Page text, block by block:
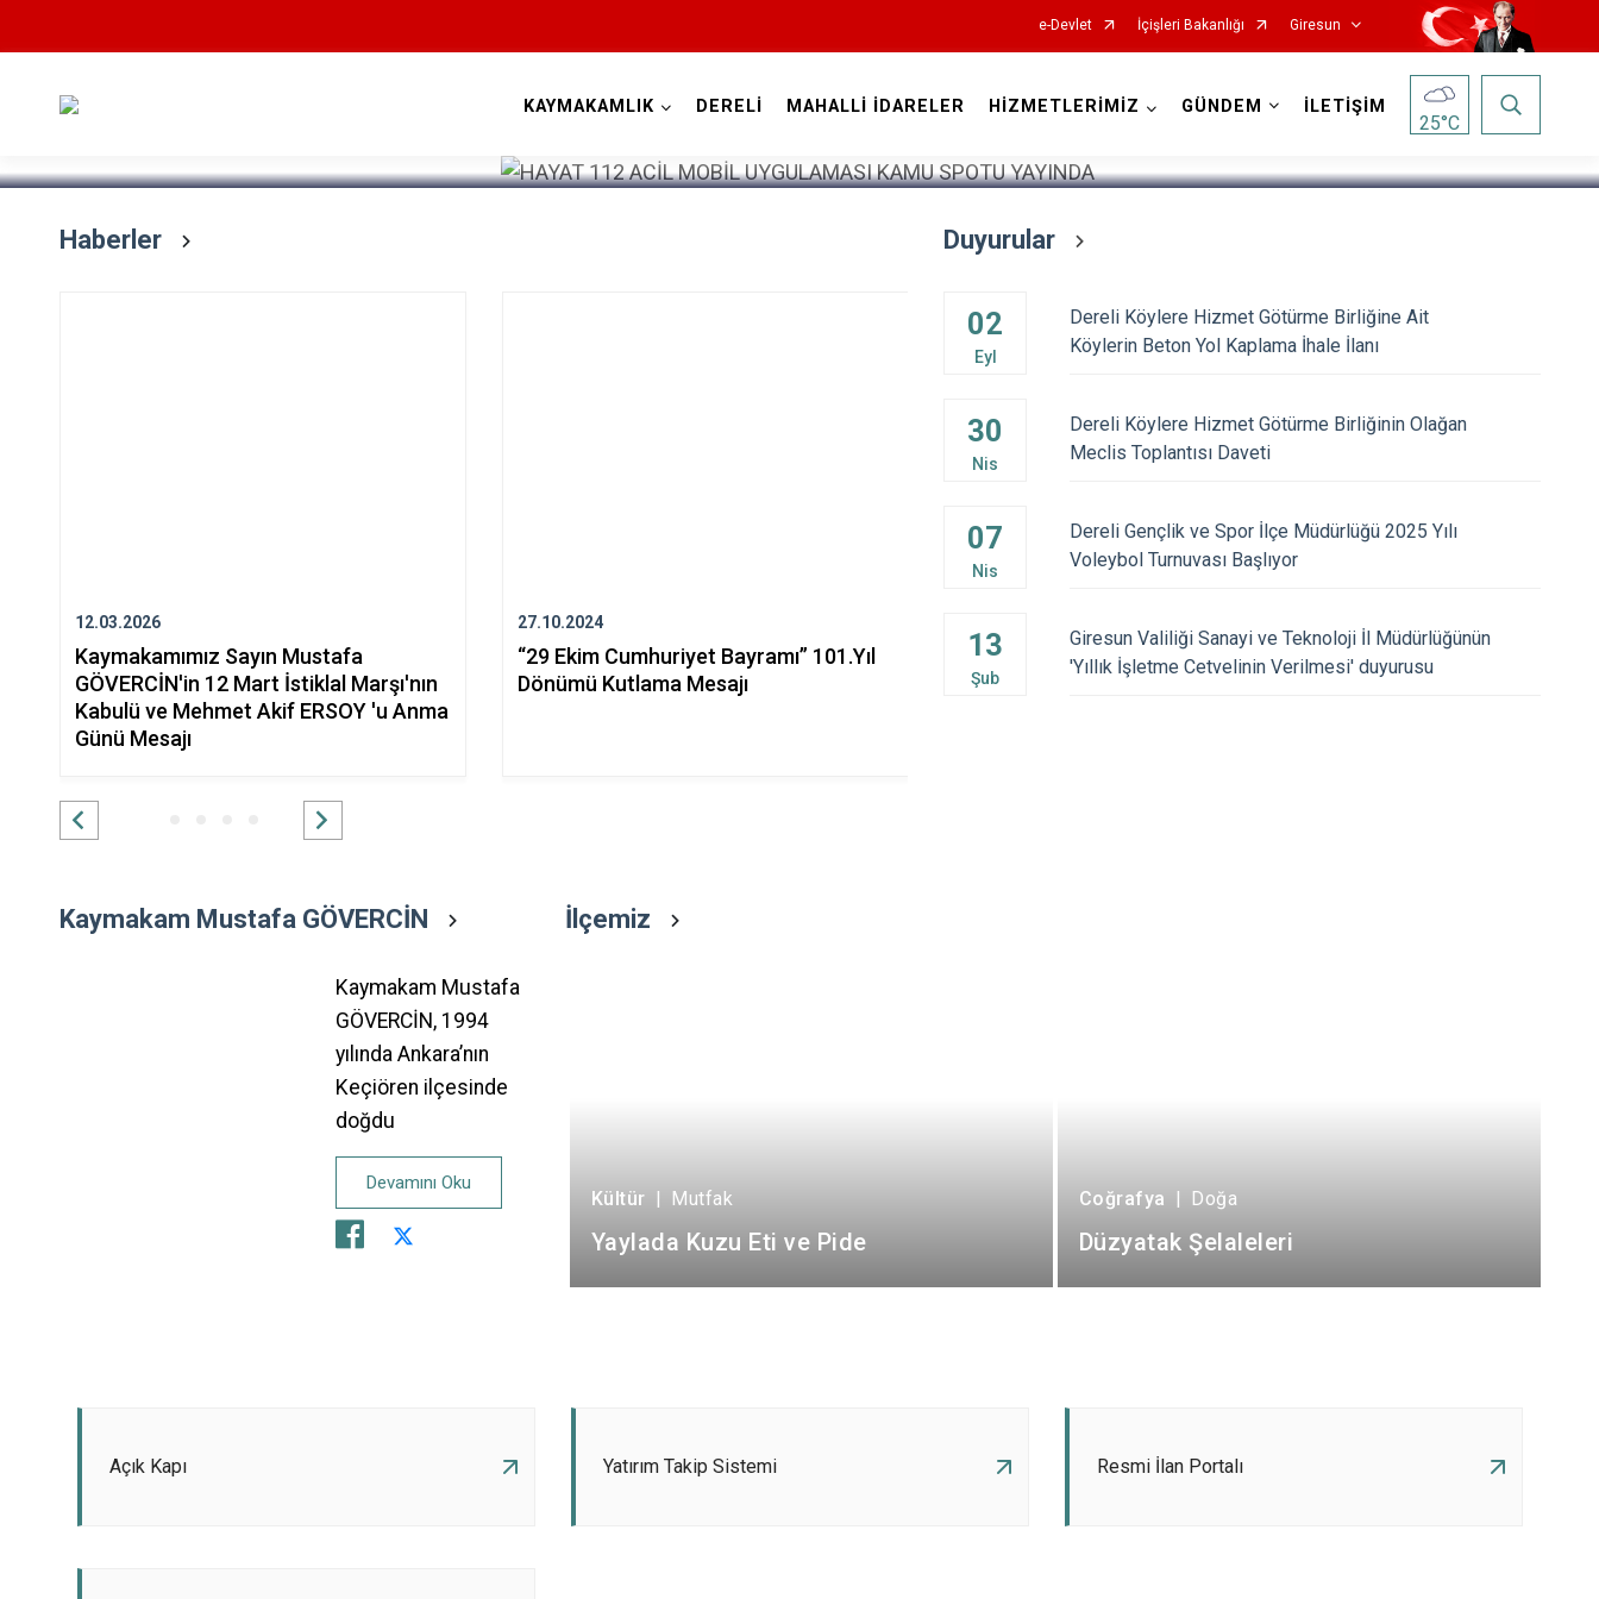
e-Devlet İçişleri Bakanlığı Giresun
Alucra
Çamoluk
Çanakçı
Doğankent
Eynesil
Görele
Keşap
Şebinkarahisar
Tirebolu
KAYMAKAMLIK DERELİ MAHALLİ İDARELER HİZMETLERİMİZ GÜNDEM İLETİŞİM
25°C
Haberler
12.03.2026
Kaymakamımız Sayın Mustafa
GÖVERCİN'in 12 Mart İstiklal Marşı'nın
Kabulü ve Mehmet Akif ERSOY 'u Anma
Günü Mesajı
27.10.2024
“29 Ekim Cumhuriyet Bayramı” 101.Yıl
Dönümü Kutlama Mesajı
Kaymakamımız Mehmet Fatih
Kestioğlu' nun 19 Eylül Gaziler Günü
Kaymakamımız
Duyurular
02
Eyl
Dereli Köylere Hizmet Götürme Birliğine Ait
Köylerin Beton Yol Kaplama İhale İlanı
30
Nis
Dereli Köylere Hizmet Götürme Birliğinin Olağan
Meclis Toplantısı Daveti
07
Nis
Dereli Gençlik ve Spor İlçe Müdürlüğü 2025 Yılı
Voleybol Turnuvası Başlıyor
13
Şub
Giresun Valiliği Sanayi ve Teknoloji İl Müdürlüğünün
'Yıllık İşletme Cetvelinin Verilmesi' duyurusu
Kaymakam Mustafa GÖVERCİN
Kaymakam Mustafa
GÖVERCİN, 1994
yılında Ankara’nın
Keçiören ilçesinde
doğdu
Devamını Oku
İlçemiz
Kültür | Mutfak
Yaylada Kuzu Eti ve Pide
Coğrafya | Doğa
Düzyatak Şelaleleri
Açık Kapı Yatırım Takip Sistemi Resmi İlan Portalı